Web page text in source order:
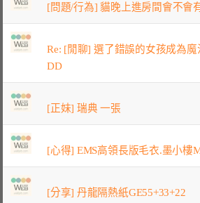
[問題/行為] 貓晚上進房間會不會
Re: [閒聊] 選了錯誤的女孩成為
DD
[正妹] 瑞典 一張
[心得] EMS高領長版毛衣.墨小樓
[分享] 丹龍隔熱紙GE55+33+22